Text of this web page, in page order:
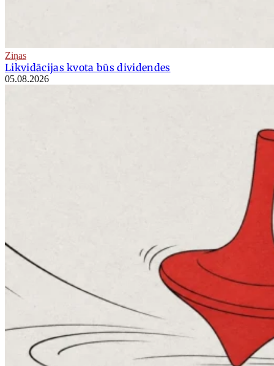
Ziņas
Likvidācijas kvota būs dividendes
05.08.2026